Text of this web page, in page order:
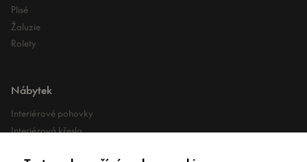
Plisé
Žaluzie
Rolety
Nábytek
Interiérové pohovky
Interiérová křesla